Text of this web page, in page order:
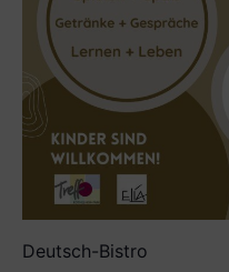
Deutsch-Bistro